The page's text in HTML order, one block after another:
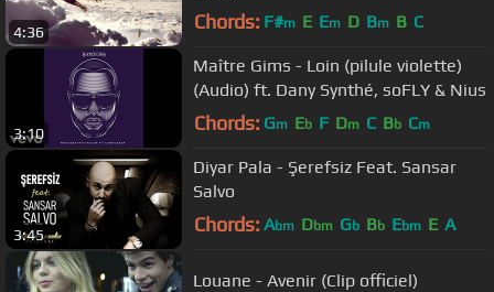
4:36 Chords: F#m E Em D Bm B C
3:10
Maître Gims - Loin (pilule violette)
(Audio) ft. Dany Synthé, soFLY & Nius
Chords: Gm Eb F Dm C Bb Cm
3:45
Diyar Pala - Şerefsiz Feat. Sansar
Salvo
Chords: Abm Dbm Gb Bb Ebm E A
Louane - Avenir (Clip officiel)